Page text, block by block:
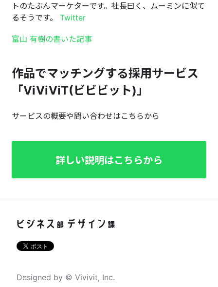
トのたぶんマーケターです。社長曰く、ムーミンに似て
るそうです。 Twitter
富山 有樹の書いた記事
作品でマッチングする採用サービス
「ViViViT(ビビビット)」
サービスの概要や問い合わせはこちらから
詳しい説明はこちらから
Designed by © Vivivit, Inc.